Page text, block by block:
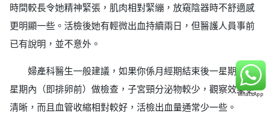
時間較長令她精神緊張，肌肉相對緊繃，放窺陰器時不舒適感
更明顯一些。活檢後她有輕微出血持續兩日，但醫護人員事前
已有說明，並不意外。
婦產科醫生一般建議，如果你係月經期結束後一星期至兩
星期內（即排卵前）做檢查，子宮頸分泌物較少，觀察效果更
清晰，而且血管收縮相對較好，活檢出血量通常少一些。